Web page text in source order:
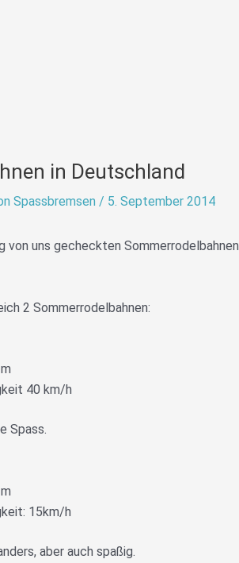
in Deutschland
Spassbremsen / 5. September 2014
von uns gecheckten
2 Sommerrodelbahnen:
40 km/h
Spass.
15km/h
aber auch spaßig.